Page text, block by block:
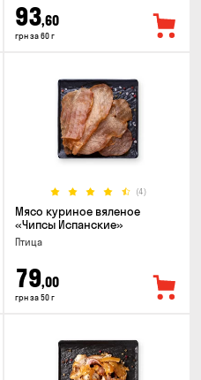
93,60
грн за 60 г
(4)
Мясо куриное вяленое
«Чипсы Испанские»
Птица
79,00
грн за 50 г